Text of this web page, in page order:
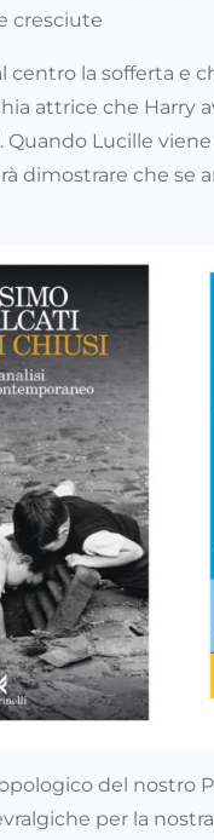
cresciute
la sofferta e
attrice che
Lucille
dimostrare che se
del nostro
per la